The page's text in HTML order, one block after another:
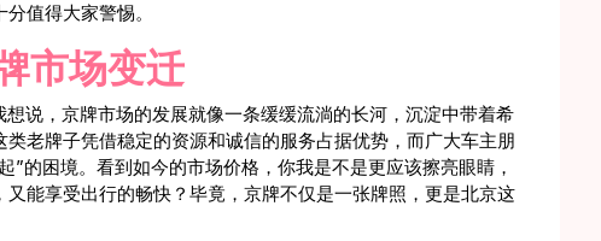
值得大家警惕。
市场变迁
说，京牌市场的发展就像一条缓缓流淌的长河，沉淀中带着希
老牌子凭借稳定的资源和诚信的服务占据优势，而广大车主朋
”的困境。看到如今的市场价格，你我是不是更应该擦亮眼睛，
能享受出行的畅快？毕竟，京牌不仅是一张牌照，更是北京这